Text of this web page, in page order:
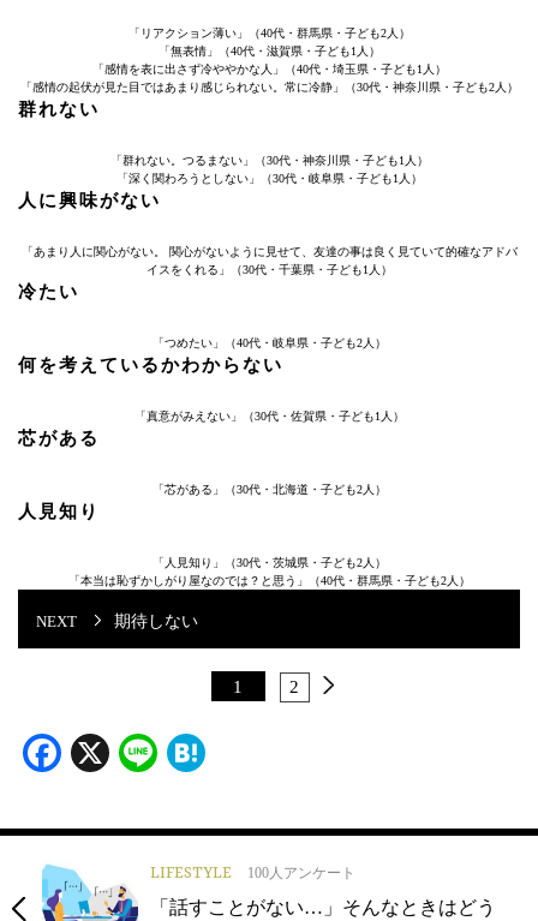
「リアクション薄い」（40代・群馬県・子ども2人）
「無表情」（40代・滋賀県・子ども1人）
「感情を表に出さず冷ややかな人」（40代・埼玉県・子ども1人）
「感情の起伏が見た目ではあまり感じられない。常に冷静」（30代・神奈川県・子ども2人）
群れない
「群れない。つるまない」（30代・神奈川県・子ども1人）
「深く関わろうとしない」（30代・岐阜県・子ども1人）
人に興味がない
「あまり人に関心がない。 関心がないように見せて、友達の事は良く見ていて的確なアドバ
イスをくれる」（30代・千葉県・子ども1人）
冷たい
「つめたい」（40代・岐阜県・子ども2人）
何を考えているかわからない
「真意がみえない」（30代・佐賀県・子ども1人）
芯がある
「芯がある」（30代・北海道・子ども2人）
人見知り
「人見知り」（30代・茨城県・子ども2人）
「本当は恥ずかしがり屋なのでは？と思う」（40代・群馬県・子ども2人）
期待しない
1 2
Facebook
X Line
LIFESTYLE 100人アンケート
「話すことがない…」そんなときはどう